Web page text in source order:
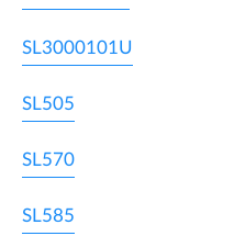
SL3000101U
SL505
SL570
SL585